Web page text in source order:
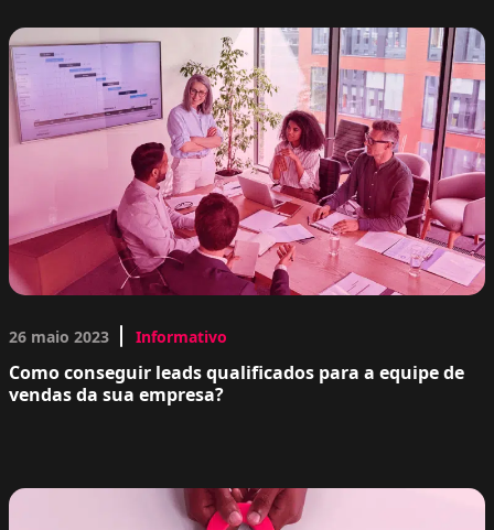
26 maio 2023 Informativo
Como conseguir leads qualificados para a equipe de
vendas da sua empresa?